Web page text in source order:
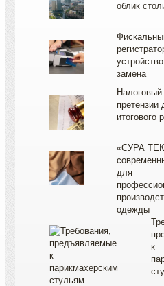
облик
замена
претензии
итогового
«СУРА
для
одежды
к